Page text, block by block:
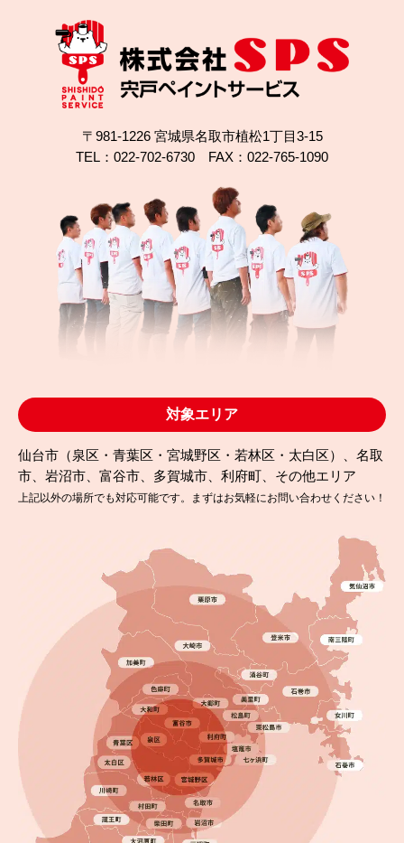
2024.11.23
富谷市で屋根のひび割れ補修＋外壁塗装！無機塗料
で長持ち
完成日 2024.08.13
初めての塗装…LINEで簡単問合せできて安心でし
た！福島県相馬市
〒981-1226 宮城県名取市植松1丁目3-15
TEL：022-702-6730 FAX：022-765-1090
対象エリア
仙台市（泉区・青葉区・宮城野区・若林区・太白区）、名取
市、岩沼市、富谷市、多賀城市、利府町、その他エリア
上記以外の場所でも対応可能です。まずはお気軽にお問い合わせください！